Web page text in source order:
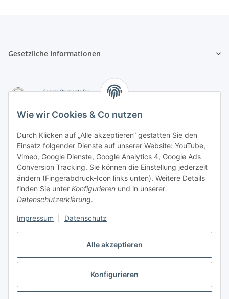
Alle akzeptieren
Konfigurieren
Wie wir Cookies & Co nutzen
Durch Klicken auf „Alle akzeptieren“ gestatten Sie den
Einsatz folgender Dienste auf unserer Website: YouTube,
Vimeo, Google Dienste, Google Analytics 4, Google Ads
Conversion Tracking. Sie können die Einstellung jederzeit
ändern (Fingerabdruck-Icon links unten). Weitere Details
finden Sie unter Konfigurieren und in unserer
Datenschutzerklärung.
Impressum Datenschutz
Gesetzliche Informationen
Vorkasse per Überweisung
Zahlung per PayPal
Zahlung per Google Pay (PayPal)
Zahlung per Apple Pay (PayPal)
Zahlung per amazon payments
FAQ
Weitere Informationen
Vertrag widerrufen